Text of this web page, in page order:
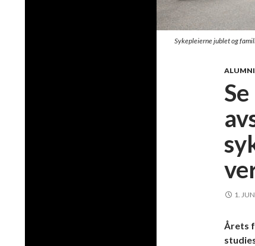
Sykepleierne jublet og
ALUMNI
1.
Årets